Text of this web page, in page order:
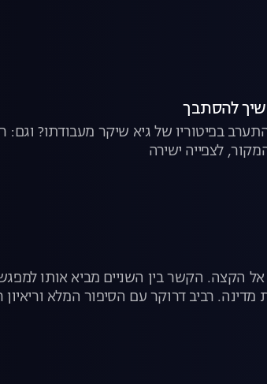
בפיטוריו של גיא שיקר מעבודתו? וגם:
לצפייה ישירה
הקצה. הקשר בין השניים מביא אותו
רביב דרוקר עם הסיפור המלא